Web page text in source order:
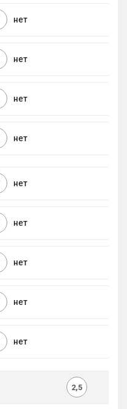
нет
нет
нет
нет
нет
нет
нет
нет
нет
2,5